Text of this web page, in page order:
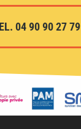
04 90 90 27 79